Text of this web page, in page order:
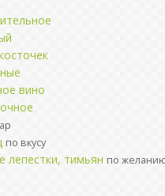
вино
по вкусу
лепестки, тимьян по